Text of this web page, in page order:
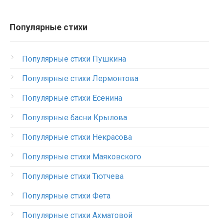
Популярные стихи
Популярные стихи Пушкина
Популярные стихи Лермонтова
Популярные стихи Есенина
Популярные басни Крылова
Популярные стихи Некрасова
Популярные стихи Маяковского
Популярные стихи Тютчева
Популярные стихи Фета
Популярные стихи Ахматовой